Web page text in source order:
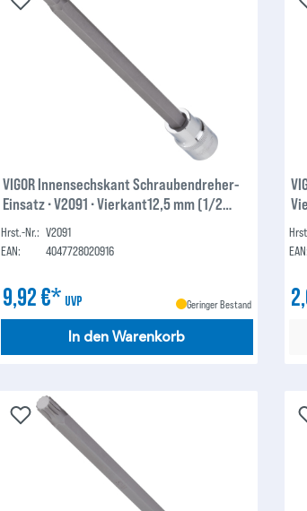
VIGOR Innensechskant Schraubendreher-
Einsatz ∙ V2091 ∙ Vierkant12,5 mm (1/2
Zoll) ∙ Innen-Sechskant Profil ∙ 10 mm
Hrst.-Nr.: V2091
EAN:
4047728020916
9,92 €* UVP Geringer Bestand
In den Warenkorb
EAN: